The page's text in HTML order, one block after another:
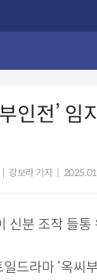
인전’
강보라 기자
신분 조작 들통
드라마 ‘옥씨